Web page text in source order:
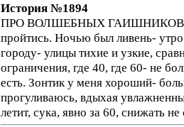
История №1894
ПРО ВОЛШЕБНЫХ ГАИШНИКОВ
пройтись. Ночью был ливень-
городу- улицы тихие и узкие,
ограничения, где 40, где 60- не
есть. Зонтик у меня хороший-
прогуливаюсь, вдыхая
летит, сука, явно за 60, снижать